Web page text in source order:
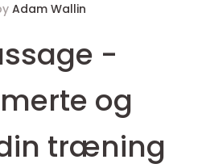
Adam Wallin
-
og
træning